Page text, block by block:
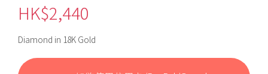
HK$2,440
Diamond in 18K Gold